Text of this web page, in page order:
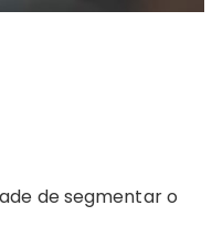
de segmentar o